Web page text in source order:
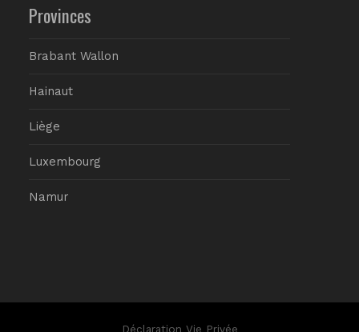
Provinces
Brabant Wallon
Hainaut
Liège
Luxembourg
Namur
Déclaration Vie Privée